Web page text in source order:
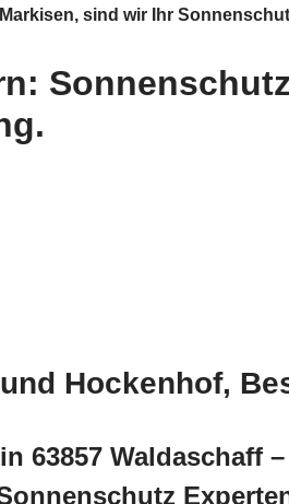
sind wir Ihr
Hockenhof,
63857 Waldaschaff